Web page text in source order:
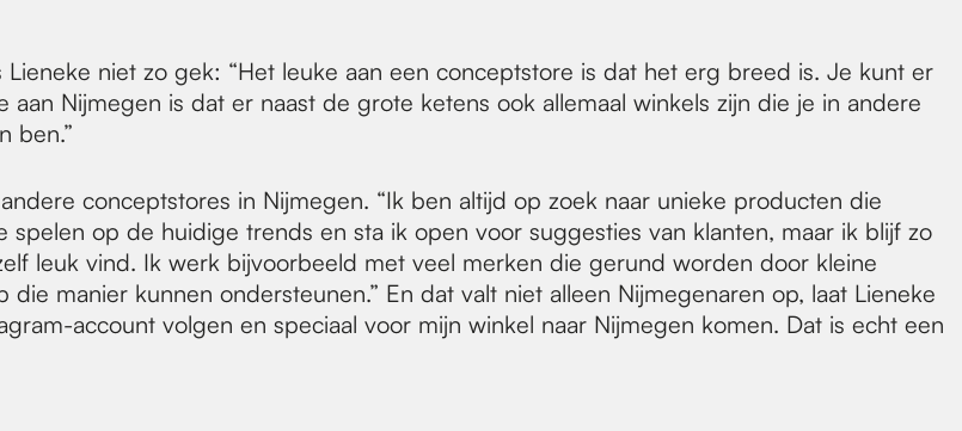
niet zo gek: “Het leuke aan een conceptstore is dat het erg breed is. Je kunt er
Nijmegen is dat er naast de grote ketens ook allemaal winkels zijn die je in andere
ben.”
conceptstores in Nijmegen. “Ik ben altijd op zoek naar unieke producten die
op de huidige trends en sta ik open voor suggesties van klanten, maar ik blijf zo
leuk vind. Ik werk bijvoorbeeld met veel merken die gerund worden door kleine
manier kunnen ondersteunen.” En dat valt niet alleen Nijmegenaren op, laat Lieneke
account volgen en speciaal voor mijn winkel naar Nijmegen komen. Dat is echt een